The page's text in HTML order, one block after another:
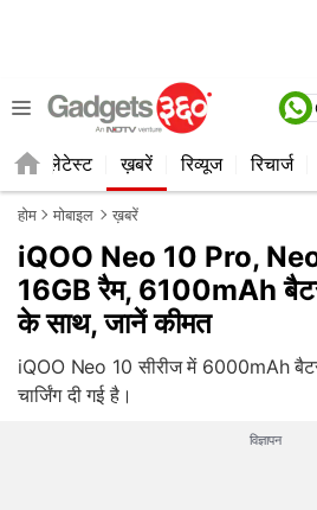
लेटेस्ट ख़बरें रिव्यूज रिचार्ज
होम मोबाइल ख़बरें
iQOO Neo 10 Pro, Neo
16GB रैम, 6100mAh
के साथ, जानें कीमत
iQOO Neo 10 सीरीज में 6000mAh
चार्जिंग दी गई है।
विज्ञापन